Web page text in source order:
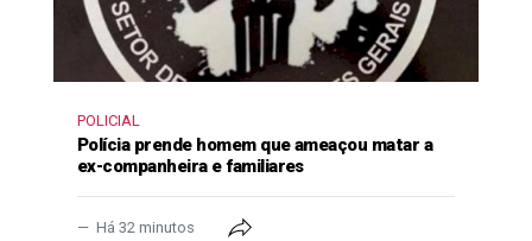
POLICIAL
Polícia prende homem que ameaçou matar a
ex-companheira e familiares
Há 32 minutos